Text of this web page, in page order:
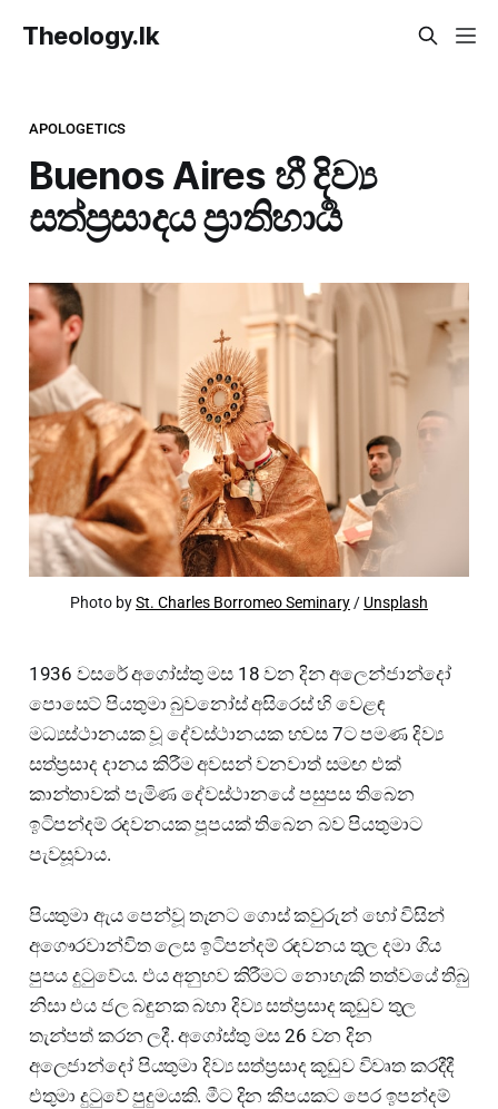
Theology.lk
APOLOGETICS
Buenos Aires හී දිව්‍ය
සත්ප්‍රසාදය ප්‍රාතිහාර්‍ය
Photo bySt. Charles Borromeo Seminary / Unsplash
1936 වසරේ අගෝස්තු මස 18 වන දින අලෙන්ජාන්දෝ
පොසෙට් පියතුමා බුවනෝස් අසිරෙස් හි වෙළඳ
මධ්‍යස්ථානයක වූ දේවස්ථානයක හවස 7ට පමණ දිව්‍ය
සත්ප්‍රසාද දානය කිරීම අවසන් වනවාත් සමඟ එක්
කාන්තාවක් පැමිණ දේවස්ථානයේ පසුපස තිබෙන
ඉටිපන්දම් රදවනයක පූපයක් තිබෙන බව පියතුමාට
පැවසූවාය.
පියතුමා ඇය පෙන්වූ තැනට ගොස් කවුරුන් හෝ විසින්
අගෞරවාන්විත ලෙස ඉටිපන්දම් රඳවනය තුල දමා ගිය
පුපය දුටුවේය. එය අනුභව කිරීමට නොහැකි තත්වයේ තිබු
නිසා එය ජල බඳුනක බහා දිව්‍ය සත්ප්‍රසාද කූඩුව තුල
තැන්පත් කරන ලදී. අගෝස්තු මස 26 වන දින
අලෙජාන්දෝ පියතුමා දිව්‍ය සත්ප්‍රසාද කූඩුව විවෘත කරදීදී
එතුමා දුටුවේ පුදුමයකි. මීට දින කීපයකට පෙර ඉපන්දම්